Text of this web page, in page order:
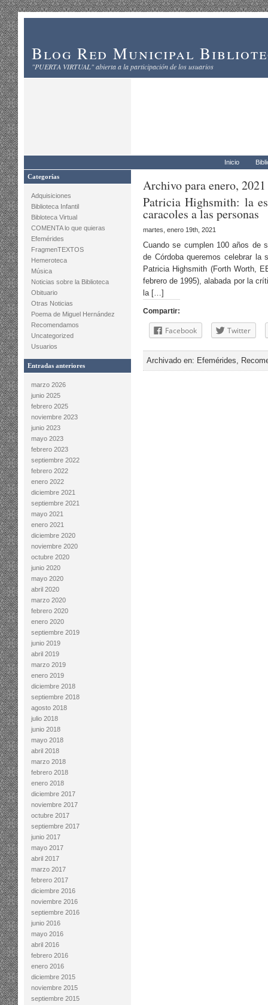
Blog Red Municipal
"PUERTA VIRTUAL" abierta a la participación de los usuarios
Inicio
Categorías
Adquisiciones
Biblioteca Infantil
Bibloteca Virtual
COMENTA lo que quieras
Efemérides
FragmenTEXTOS
Hemeroteca
Música
Noticias sobre la Biblioteca
Obituario
Otras Noticias
Poema de Miguel Hernández
Recomendamos
Uncategorized
Usuarios
Entradas anteriores
marzo 2026
junio 2025
febrero 2025
noviembre 2023
junio 2023
mayo 2023
febrero 2023
septiembre 2022
febrero 2022
enero 2022
diciembre 2021
septiembre 2021
mayo 2021
enero 2021
diciembre 2020
noviembre 2020
octubre 2020
junio 2020
mayo 2020
abril 2020
marzo 2020
febrero 2020
enero 2020
septiembre 2019
junio 2019
abril 2019
marzo 2019
enero 2019
diciembre 2018
septiembre 2018
agosto 2018
julio 2018
junio 2018
mayo 2018
abril 2018
marzo 2018
febrero 2018
enero 2018
diciembre 2017
noviembre 2017
octubre 2017
septiembre 2017
junio 2017
mayo 2017
abril 2017
marzo 2017
febrero 2017
diciembre 2016
noviembre 2016
septiembre 2016
junio 2016
mayo 2016
abril 2016
febrero 2016
enero 2016
diciembre 2015
noviembre 2015
septiembre 2015
Archivo para enero, 2021
Patricia Highsmith: la
caracoles a las personas
martes, enero 19th, 2021
Cuando se cumplen 100 años de
de Córdoba queremos celebrar la
Patricia Highsmith (Forth Worth,
febrero de 1995), alabada por la
la […]
Compartir:
Facebook Twitter
Archivado en: Efemérides,